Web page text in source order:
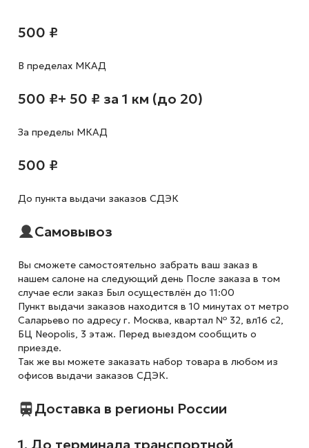
500 ₽
В пределах МКАД
500 ₽+ 50 ₽ за 1 км (до 20)
За пределы МКАД
500 ₽
До пункта выдачи заказов СДЭК
Самовывоз
Вы сможете самостоятельно забрать ваш заказ в
нашем салоне на следующий день После заказа в том
случае если заказ Был осуществлён до 11:00
Пункт выдачи заказов находится в 10 минутах от метро
Саларьево по адресу г. Москва, квартал № 32, вл16 с2,
БЦ Neopolis, 3 этаж. Перед выездом сообщить о
приезде.
Так же вы можете заказать набор товара в любом из
офисов выдачи заказов СДЭК.
Доставка в регионы России